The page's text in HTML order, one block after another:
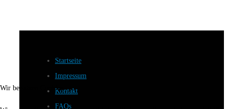
Startseite
Impressum
Kontakt
FAQs
Wir benutzen Cookies